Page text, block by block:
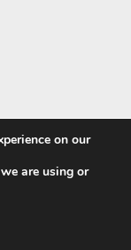
on our
are using or